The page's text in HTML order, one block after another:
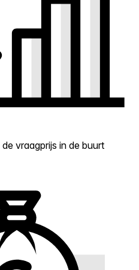
vraagprijs in de buurt